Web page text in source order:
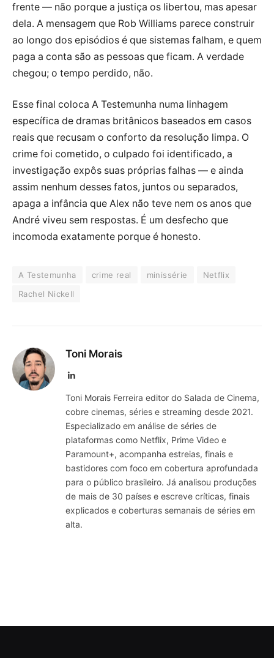
frente — não porque a justiça os libertou, mas apesar
dela. A mensagem que Rob Williams parece construir
ao longo dos episódios é que sistemas falham, e quem
paga a conta são as pessoas que ficam. A verdade
chegou; o tempo perdido, não.
Esse final coloca A Testemunha numa linhagem
específica de dramas britânicos baseados em casos
reais que recusam o conforto da resolução limpa. O
crime foi cometido, o culpado foi identificado, a
investigação expôs suas próprias falhas — e ainda
assim nenhum desses fatos, juntos ou separados,
apaga a infância que Alex não teve nem os anos que
André viveu sem respostas. É um desfecho que
incomoda exatamente porque é honesto.
A Testemunha crime real minissérie
Netflix
Rachel Nickell
Toni Morais
LinkedIn
Toni Morais Ferreira editor do Salada de Cinema,
cobre cinemas, séries e streaming desde 2021.
Especializado em análise de séries de
plataformas como Netflix, Prime Video e
Paramount+, acompanha estreias, finais e
bastidores com foco em cobertura aprofundada
para o público brasileiro. Já analisou produções
de mais de 30 países e escreve críticas, finais
explicados e coberturas semanais de séries em
alta.